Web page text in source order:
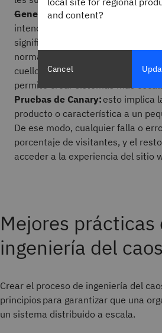
Generación de carga:
esto se
intencionalmente el sistema
significativos mucho más altos
normales. Esto ayuda a los SRE
cuellos de botella en el sistema,
permite crear sistemas más
Pruebas de Canary:esto implica
producto o característica a un
De ese modo, cualquier falla o
porcentaje de visitantes, y el
acceder a la experiencia del sitio
Mejores prácticas
ingeniería del caos
Crear el proceso de ingeniería del
principios para garantizar que una
un sistema distribuido a escala.
and content?
Cancel